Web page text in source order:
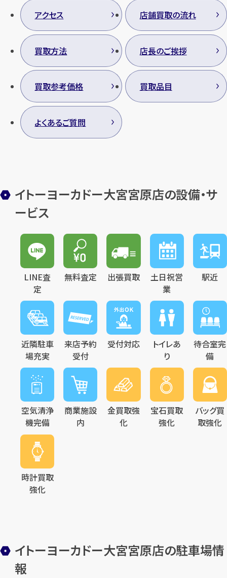
アクセス 店舗買取の流れ
買取方法 店長のご挨拶
買取参考価格 買取品目
よくあるご質問
イトーヨーカドー大宮宮原店の設備・サ
ービス
LINE査
定
無料査定 出張買取
土日祝営
業
駅近
近隣駐車
場充実
来店予約
受付
受付対応
トイレあ
り
待合室完
備
空気清浄
機完備
商業施設
内
金買取強
化
宝石買取
強化
バッグ買
取強化
時計買取
強化
イトーヨーカドー大宮宮原店の駐車場情
報